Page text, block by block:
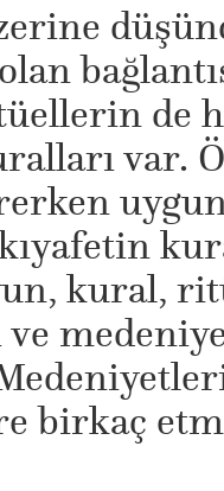
de
var.
kural,
ve
birkaç